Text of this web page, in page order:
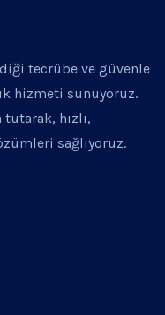
tecrübe ve güvenle
hizmeti sunuyoruz.
hızlı,
sağlıyoruz.